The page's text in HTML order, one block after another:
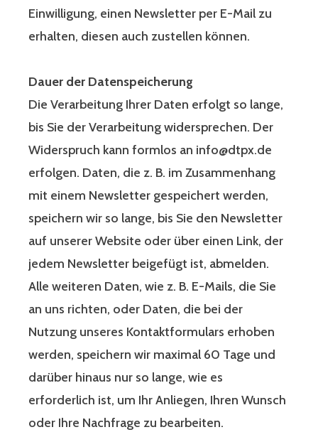
Einwilligung, einen Newsletter per E-Mail zu
erhalten, diesen auch zustellen können.
Dauer der Datenspeicherung
Die Verarbeitung Ihrer Daten erfolgt so lange,
bis Sie der Verarbeitung widersprechen. Der
Widerspruch kann formlos an info@dtpx.de
erfolgen. Daten, die z. B. im Zusammenhang
mit einem Newsletter gespeichert werden,
speichern wir so lange, bis Sie den Newsletter
auf unserer Website oder über einen Link, der
jedem Newsletter beigefügt ist, abmelden.
Alle weiteren Daten, wie z. B. E-Mails, die Sie
an uns richten, oder Daten, die bei der
Nutzung unseres Kontaktformulars erhoben
werden, speichern wir maximal 60 Tage und
darüber hinaus nur so lange, wie es
erforderlich ist, um Ihr Anliegen, Ihren Wunsch
oder Ihre Nachfrage zu bearbeiten.